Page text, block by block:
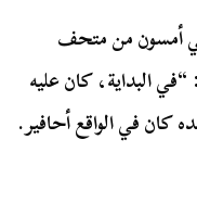
أمسون من متحف
البداية، كان عليه
كان في الواقع أحافير.